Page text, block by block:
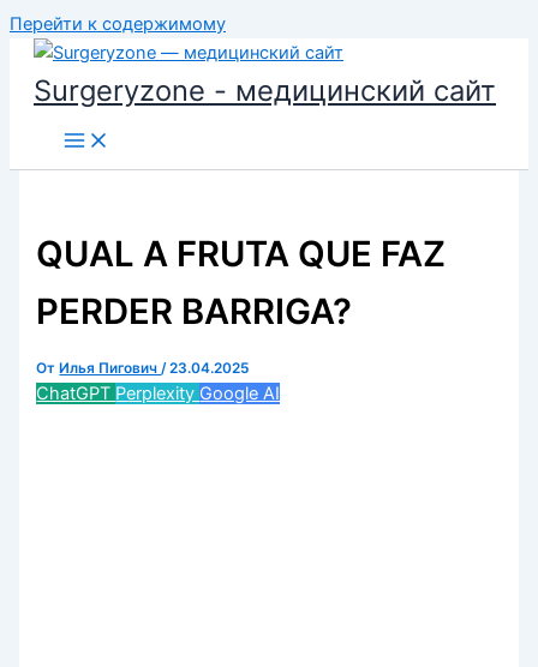
Перейти к содержимому
Surgeryzone - медицинский сайт
QUAL A FRUTA QUE FAZ
PERDER BARRIGA?
От Илья Пигович/23.04.2025
ChatGPT Perplexity Google AI